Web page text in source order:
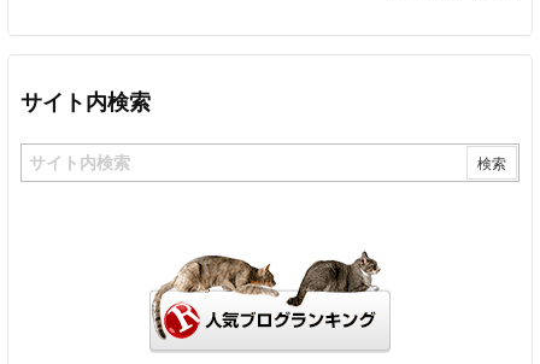
サイト内検索